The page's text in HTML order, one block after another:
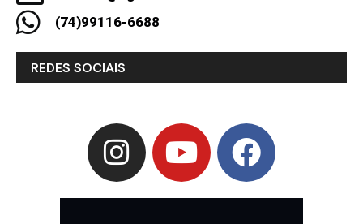
(74)99116-6688
REDES SOCIAIS